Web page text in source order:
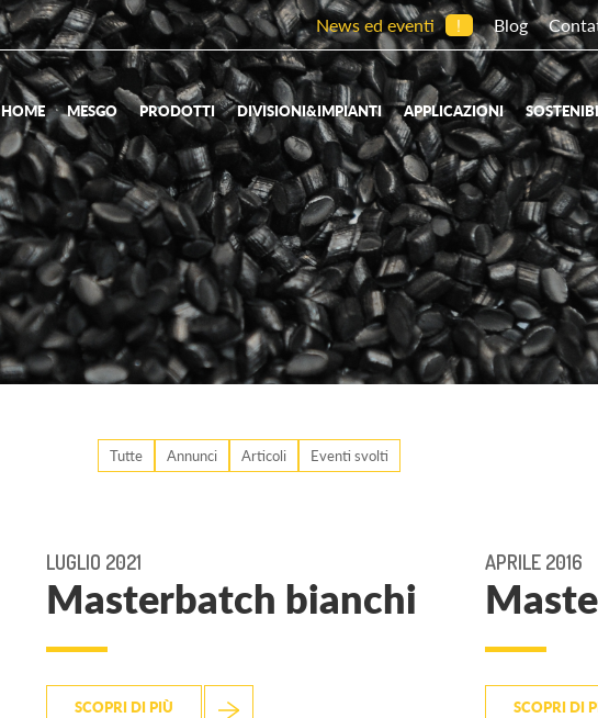
News ed eventi ! Blog
HOME MESGO PRODOTTI DIVISIONI&IMPIANTI APPLICAZIONI
Tutte Annunci Articoli Eventi svolti
LUGLIO 2021
Masterbatch bianchi
SCOPRI DI PIÙ
APRILE 2016
SCOPRI DI